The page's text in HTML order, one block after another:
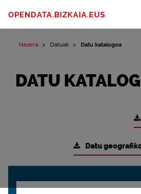
OPENDATA.BIZKAIA.EUS
Hasiera Datuak Datu katalogoa
DATU
Datu